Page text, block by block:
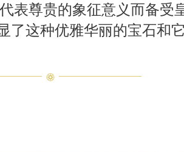
表尊贵的象征意义而备受
了这种优雅华丽的宝石和